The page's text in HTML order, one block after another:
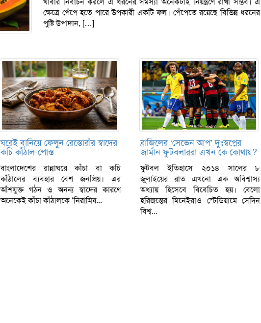
ক্ষেত্রে পেঁপে হতে পারে উপকারী একটি ফল। পেঁপেতে রয়েছে বিভিন্ন ধরনের
পুষ্টি উপাদান, […]
ঘরেই বানিয়ে ফেলুন রেস্তোরাঁর স্বাদের
কচি কাঁঠাল-পোস্ত
বাংলাদেশের রান্নাঘরে কাঁচা বা কচি
কাঁঠালের ব্যবহার বেশ জনপ্রিয়। এর
আঁশযুক্ত গঠন ও অনন্য স্বাদের কারণে
অনেকেই কাঁচা কাঁঠালকে ‘নিরামিষ...
ব্রাজিলের ‘সেভেন আপ’ দুঃস্বপ্নের
জার্মান ফুটবলাররা এখন কে কোথায়?
ফুটবল ইতিহাসে ২০১৪ সালের ৮
জুলাইয়ের রাত এখনো এক অবিশ্বাস্য
অধ্যায় হিসেবে বিবেচিত হয়। বেলো
হরিজন্তের মিনেইরাও স্টেডিয়ামে সেদিন
বিশ্ব...